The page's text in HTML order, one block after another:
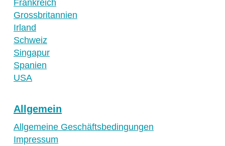
Frankreich
Grossbritannien
Irland
Schweiz
Singapur
Spanien
USA
Allgemein
Allgemeine Geschäftsbedingungen
Impressum